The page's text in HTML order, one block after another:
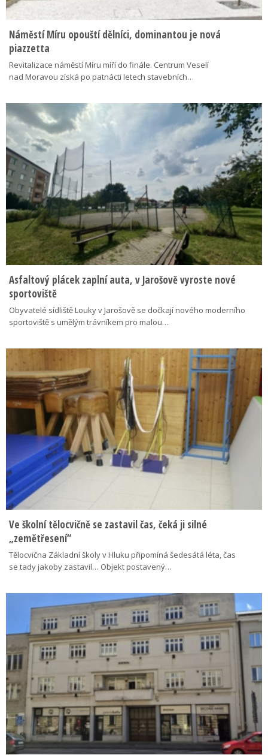
Náměstí Míru opouští dělníci, dominantou je nová
piazzetta
Revitalizace náměstí Míru míří do finále. Centrum Veselí
nad Moravou získá po patnácti letech stavebních…
Asfaltový plácek zaplní auta, v Jarošově vyroste nové
sportoviště
Obyvatelé sídliště Louky v Jarošově se dočkají nového moderního
sportoviště s umělým trávníkem pro malou…
Ve školní tělocvičně se zastavil čas, čeká ji silné
„zemětřesení“
Tělocvična Základní školy v Hluku připomíná šedesátá léta, čas
se tady jakoby zastavil… Objekt postavený…